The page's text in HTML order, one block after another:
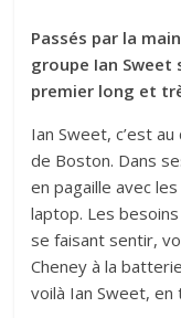
Passés par la
groupe Ian Sweet
premier long et
Ian Sweet, c’est
de Boston. Dans
en pagaille avec
laptop. Les
se faisant sentir,
Cheney à la
voilà Ian Sweet,